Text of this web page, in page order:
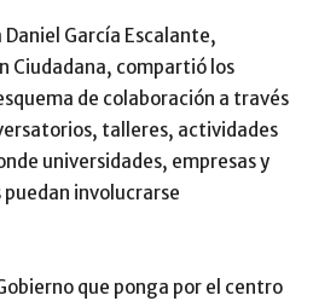
García Escalante,
Ciudadana, compartió los
de colaboración a través
talleres, actividades
universidades, empresas y
involucrarse
que ponga por el centro